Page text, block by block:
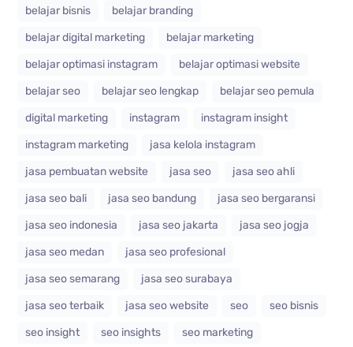
belajar bisnis
belajar branding
belajar digital marketing
belajar marketing
belajar optimasi instagram
belajar optimasi website
belajar seo
belajar seo lengkap
belajar seo pemula
digital marketing
instagram
instagram insight
instagram marketing
jasa kelola instagram
jasa pembuatan website
jasa seo
jasa seo ahli
jasa seo bali
jasa seo bandung
jasa seo bergaransi
jasa seo indonesia
jasa seo jakarta
jasa seo jogja
jasa seo medan
jasa seo profesional
jasa seo semarang
jasa seo surabaya
jasa seo terbaik
jasa seo website seo
seo bisnis
seo insight
seo insights
seo marketing